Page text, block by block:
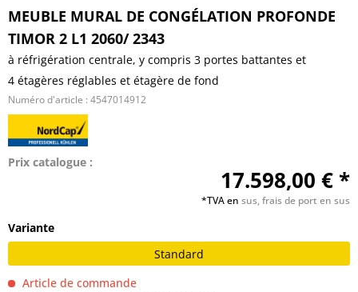
MEUBLE MURAL DE CONGÉLATION PROFONDE
TIMOR 2 L1 2060/ 2343
à réfrigération centrale, y compris 3 portes battantes et
4 étagères réglables et étagère de fond
Numéro d'article : 4547014912
Prix catalogue :
17.598,00 € *
*TVA en sus, frais de port en sus
Variante
Standard
Article de commande